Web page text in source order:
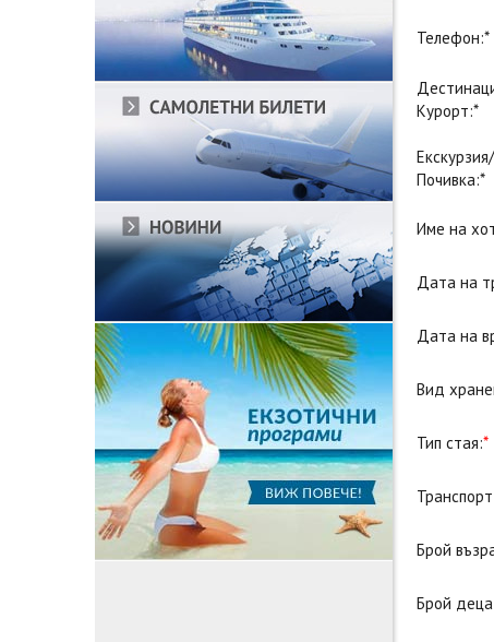
Телефон:*
Курорт:*
Екскурзия/
Почивка:*
Име на
Дата на
Дата на
Вид
Тип стая:*
Брой
Брой